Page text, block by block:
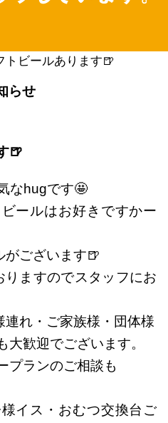
トビールあります🍺
らせ
🍺
なhugです🤩
ールはお好きですかー
がございます🍺
ますのでスタッフにお
れ・ご家族様・団体様
大歓迎でございます。
プランのご相談も
イス・おむつ交換台ご